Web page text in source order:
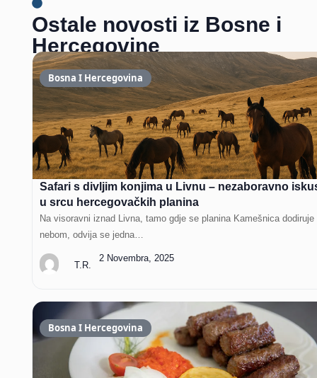
Ostale novosti iz Bosne i
Hercegovine
Bosna I Hercegovina
Safari s divljim konjima u Livnu – nezaboravno
u srcu hercegovačkih planina
Na visoravni iznad Livna, tamo gdje se planina Kamešnica dodiruje
nebom, odvija se jedna…
T.R.
2 Novembra, 2025
Bosna I Hercegovina